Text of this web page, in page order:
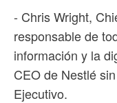
- Chris Wright,
responsable de
información y la
CEO de Nestlé
Ejecutivo.